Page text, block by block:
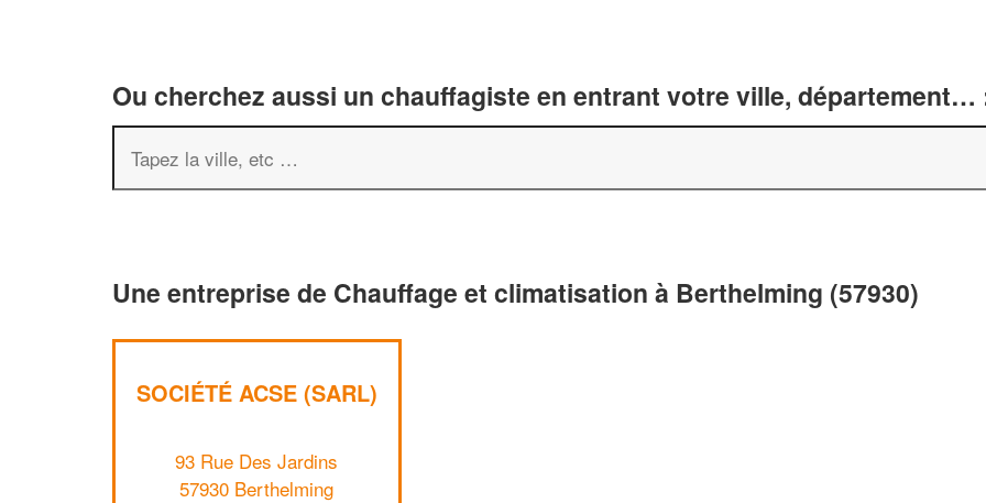
Ou cherchez aussi un chauffagiste en entrant votre ville, département…
Une entreprise de Chauffage et climatisation à Berthelming (57930)
SOCIÉTÉ ACSE (SARL)
93 Rue Des Jardins
57930 Berthelming